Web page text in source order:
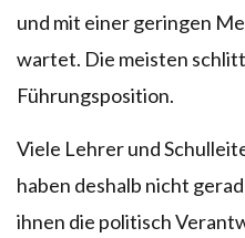
und mit einer geringen
wartet. Die meisten
Führungsposition.
Viele Lehrer und
haben deshalb nicht
ihnen die politisch